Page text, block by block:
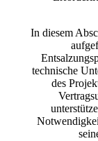
In diesem
technische
des